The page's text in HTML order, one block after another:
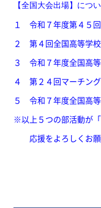
【全国大会出場】につ
１ 令和７年度第４５
２ 第４回全国高等学
３ 令和７年度全国高
４ 第２４回マーチン
５ 令和７年度全国高
※以上５つの部活動が
応援をよろしくお願